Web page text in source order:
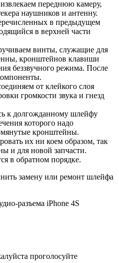
переднюю камеру,
наушников и антенну.
в предыдущем
в верхней части
винты, служащие для
кронштейнов клавиши
беззвучного режима. После
от клейкого слоя
громкости звука и гнезд
к долгожданному шлейфу
которого надо
кронштейны.
их ни коем образом, так
и для новой запчасти.
в обратном порядке.
замену или ремонт шлейфа
проголосуйте